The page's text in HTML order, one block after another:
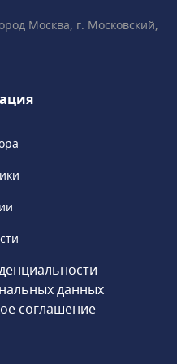
с РНИМУ
клинической
семейной
у
профессоров и
Москва, г. Московский,
данных
соглашение